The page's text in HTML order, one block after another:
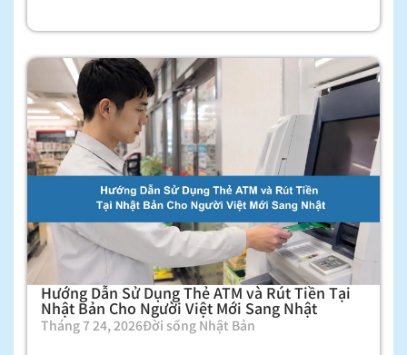
Hướng Dẫn Sử Dụng Thẻ ATM và Rút Tiền Tại
Nhật Bản Cho Người Việt Mới Sang Nhật
Tháng 7 24, 2026Đời sống Nhật Bản